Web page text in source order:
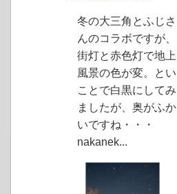
冬の大三角とふじさ
んのコラボですが、
街灯と赤色灯で地上
風景の色が変。とい
ことで白黒にしてみ
ましたが、奥がふか
いですね・・・
nakanek...